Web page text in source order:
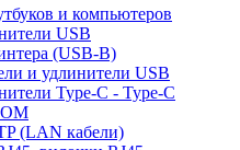
и компьютеров
USB
(USB-B)
и удлинители USB
Type-C - Type-C
(LAN кабели)